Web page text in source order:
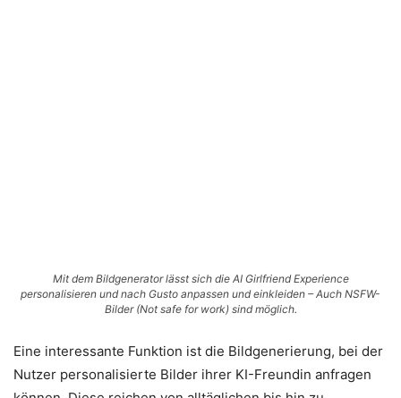
Mit dem Bildgenerator lässt sich die AI Girlfriend Experience
personalisieren und nach Gusto anpassen und einkleiden – Auch NSFW-
Bilder (Not safe for work) sind möglich.
Eine interessante Funktion ist die Bildgenerierung, bei der
Nutzer personalisierte Bilder ihrer KI-Freundin anfragen